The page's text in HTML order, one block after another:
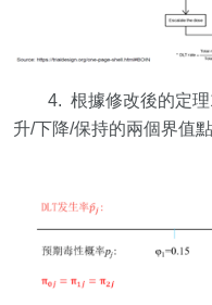
4. 根據修改後的定
升/下降/保持的兩個界值點